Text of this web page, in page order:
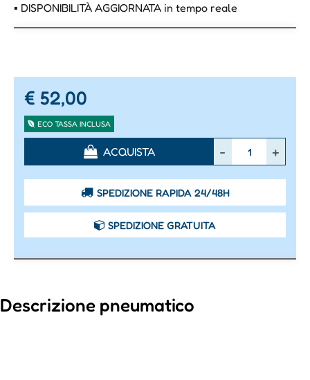
▪ DISPONIBILITÀ AGGIORNATA in tempo reale
€ 52,00
ECO TASSA INCLUSA
ACQUISTA
SPEDIZIONE RAPIDA 24/48H
SPEDIZIONE GRATUITA
Descrizione pneumatico